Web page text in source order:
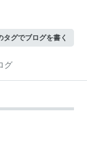
タグでブログを書く
グ